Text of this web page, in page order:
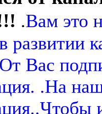
.Вам это
развитии
Вас
.На